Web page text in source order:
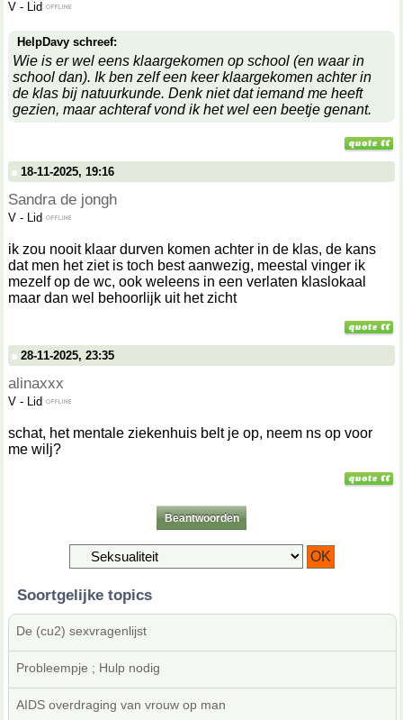
V - Lid
HelpDavy schreef:
Wie is er wel eens klaargekomen op school (en waar in
school dan). Ik ben zelf een keer klaargekomen achter in
de klas bij natuurkunde. Denk niet dat iemand me heeft
gezien, maar achteraf vond ik het wel een beetje genant.
18-11-2025, 19:16
Sandra de jongh
V - Lid
ik zou nooit klaar durven komen achter in de klas, de kans
dat men het ziet is toch best aanwezig, meestal vinger ik
mezelf op de wc, ook weleens in een verlaten klaslokaal
maar dan wel behoorlijk uit het zicht
28-11-2025, 23:35
alinaxxx
V - Lid
schat, het mentale ziekenhuis belt je op, neem ns op voor
me wilj?
Beantwoorden
Soortgelijke topics
De (cu2) sexvragenlijst
Probleempje ; Hulp nodig
AIDS overdraging van vrouw op man